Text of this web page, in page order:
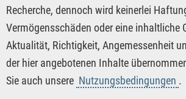
Recherche, dennoch wird keinerlei
Vermögensschäden oder eine inhaltliche
Aktualität, Richtigkeit, Angemessenheit
der hier angebotenen Inhalte
Sie auch unsere Nutzungsbedingungen .